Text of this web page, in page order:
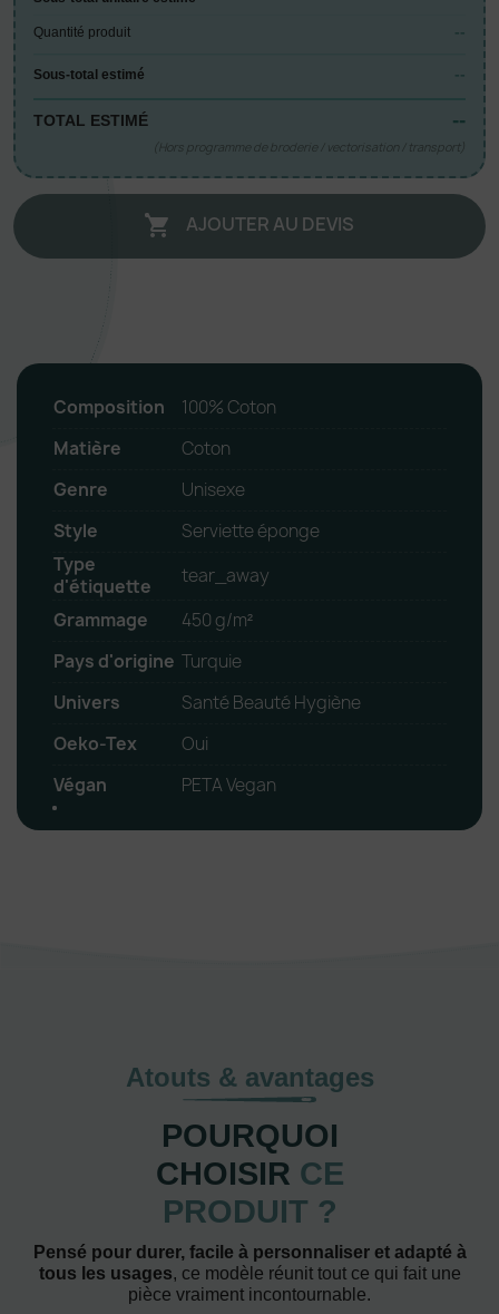
Quantité produit --
Sous-total estimé --
TOTAL ESTIMÉ --
(Hors programme de broderie / vectorisation / transport)
 AJOUTER AU DEVIS
Composition
100% Coton
Matière
Coton
Genre
Unisexe
Style
Serviette éponge
Type
d'étiquette
tear_away
Grammage
450 g/m²
Pays d'origine Turquie
Univers
Santé Beauté Hygiène
Oeko-Tex
Oui
Végan
PETA Vegan
Atouts & avantages
POURQUOI
CHOISIR CE
PRODUIT ?
Pensé pour durer, facile à personnaliser et adapté à
tous les usages, ce modèle réunit tout ce qui fait une
pièce vraiment incontournable.